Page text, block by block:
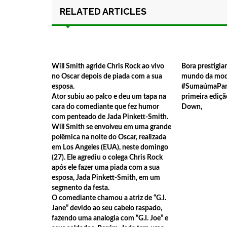
14:33Compositor amazonense Paulo Onça é agredido
20:31Menor causa acidente grave em Parintins.
20:26Corpo de mulher que estava desaparecida é
20:21Detento quebra a perna ao tentar fugir de
20:16Incêndio atinge 12 lojas e bombeiros continuam
20:12Incêndio atinge 12 lojas e bombeiros continuam
20:06Caso Julieta Hernández: segunda audiência ouve
23:13Para de filmar! ‘Capeta’ estupra, tortura e volta
22:35Parintins de luto: morre Juarez Lima, artista
RELATED ARTICLES
Will Smith agride Chris Rock ao vivo
no Oscar depois de piada com a sua
esposa.
Ator subiu ao palco e deu um tapa na
cara do comediante que fez humor
com penteado de Jada Pinkett-Smith.
Will Smith se envolveu em uma grande
polêmica na noite do Oscar, realizada
em Los Angeles (EUA), neste domingo
(27). Ele agrediu o colega Chris Rock
após ele fazer uma piada com a sua
esposa, Jada Pinkett-Smith, em um
segmento da festa.
O comediante chamou a atriz de “G.I.
Jane” devido ao seu cabelo raspado,
fazendo uma analogia com “G.I. Joe” e
Bora
mundo da
primeira
Down,